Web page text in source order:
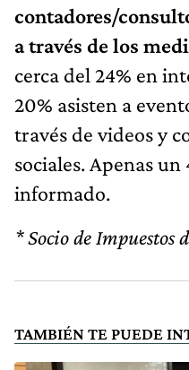
contadores/
a través de los
cerca del 24% en
20% asisten a
través de videos y
sociales. Apenas
informado.
* Socio de
TAMBIÉN TE PUEDE